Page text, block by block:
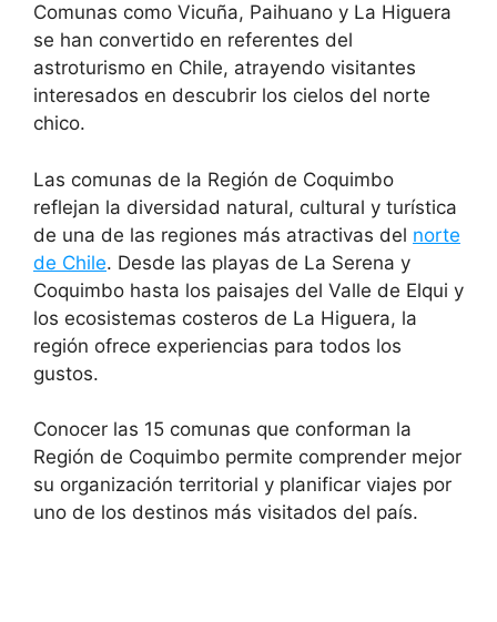
Comunas como Vicuña, Paihuano y La Higuera
se han convertido en referentes del
astroturismo en Chile, atrayendo visitantes
interesados en descubrir los cielos del norte
chico.
Las comunas de la Región de Coquimbo
reflejan la diversidad natural, cultural y turística
de una de las regiones más atractivas del norte
de Chile. Desde las playas de La Serena y
Coquimbo hasta los paisajes del Valle de Elqui y
los ecosistemas costeros de La Higuera, la
región ofrece experiencias para todos los
gustos.
Conocer las 15 comunas que conforman la
Región de Coquimbo permite comprender mejor
su organización territorial y planificar viajes por
uno de los destinos más visitados del país.